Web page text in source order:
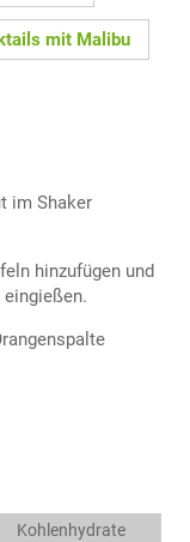
mit Malibu
im Shaker
hinzufügen und
Kohlenhydrate